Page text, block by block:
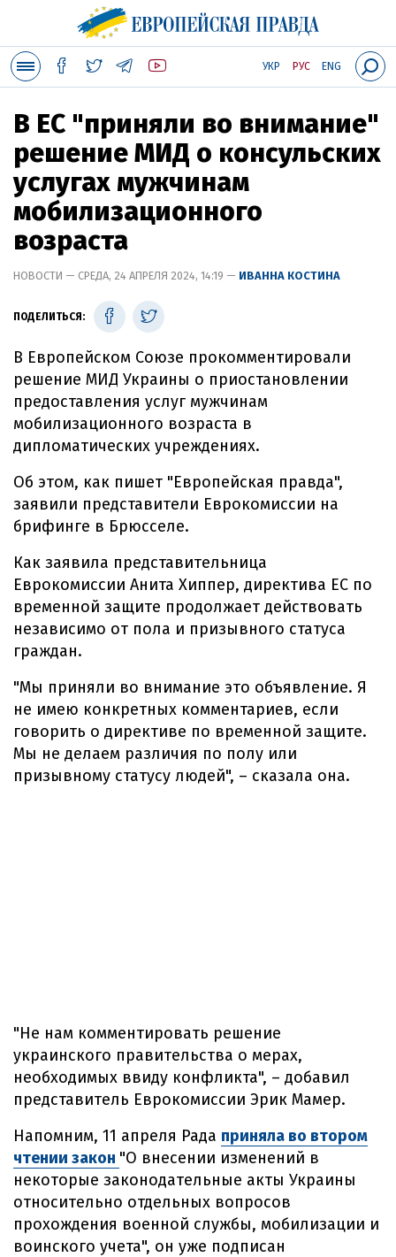
УКР РУС ENG
В ЕС "приняли во внимание"
решение МИД о консульских
услугах мужчинам
мобилизационного
возраста
НОВОСТИ — СРЕДА, 24 АПРЕЛЯ 2024, 14:19 — ИВАННА КОСТИНА
ПОДЕЛИТЬСЯ:
В Европейском Союзе прокомментировали
решение МИД Украины о приостановлении
предоставления услуг мужчинам
мобилизационного возраста в
дипломатических учреждениях.
Об этом, как пишет "Европейская правда",
заявили представители Еврокомиссии на
брифинге в Брюсселе.
Как заявила представительница
Еврокомиссии Анита Хиппер, директива ЕС по
временной защите продолжает действовать
независимо от пола и призывного статуса
граждан.
"Мы приняли во внимание это объявление. Я
не имею конкретных комментариев, если
говорить о директиве по временной защите.
Мы не делаем различия по полу или
призывному статусу людей", – сказала она.
"Не нам комментировать решение
украинского правительства о мерах,
необходимых ввиду конфликта", – добавил
представитель Еврокомиссии Эрик Мамер.
Напомним, 11 апреля Рада приняла во втором
чтении закон "О внесении изменений в
некоторые законодательные акты Украины
относительно отдельных вопросов
прохождения военной службы, мобилизации и
воинского учета", он уже подписан